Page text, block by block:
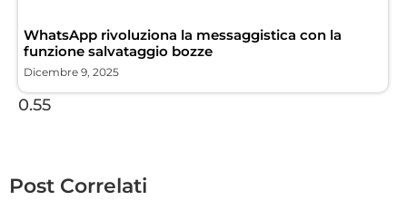
WhatsApp rivoluziona la messaggistica con la
funzione salvataggio bozze
Dicembre 9, 2025
Post Correlati